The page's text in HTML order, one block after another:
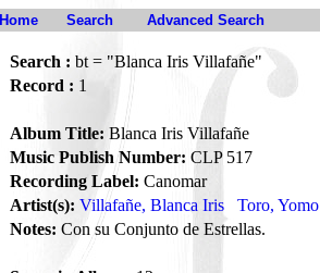
Home Search Advanced Search
Search : bt = "Blanca Iris Villafañe"
Record : 1
Album Title: Blanca Iris Villafañe
Music Publish Number: CLP 517
Recording Label: Canomar
Artist(s): Villafañe, Blanca Iris Toro, Yomo
Notes: Con su Conjunto de Estrellas.